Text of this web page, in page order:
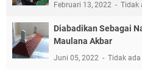
Februari 13, 2022 Tidak
Diabadikan Sebagai
Maulana Akbar
Juni 05, 2022 Tidak